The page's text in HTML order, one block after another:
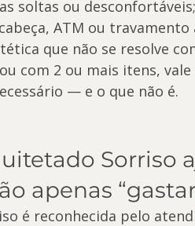
soltas ou desconfortáveis;
ATM ou
que não se resolve
com 2 ou mais itens,
— e o que não é.
Sorriso
apenas
é reconhecida pelo